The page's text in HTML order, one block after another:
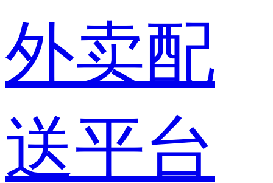
外卖配
送平台